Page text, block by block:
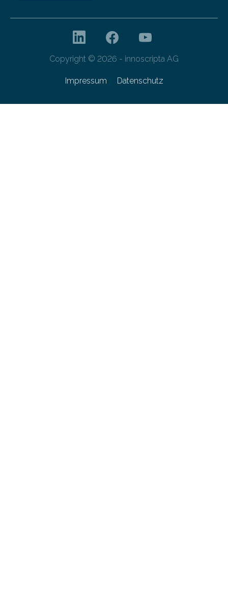
Copyright © 2026 - innoscripta AG
Impressum Datenschutz